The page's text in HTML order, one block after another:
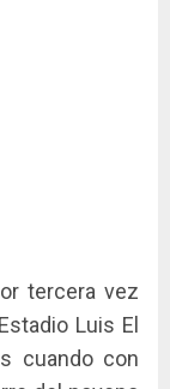
tercera vez
Luis El
cuando con